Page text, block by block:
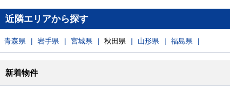
近隣エリアから探す
青森県 岩手県 宮城県 秋田県 山形県 福島県
新着物件